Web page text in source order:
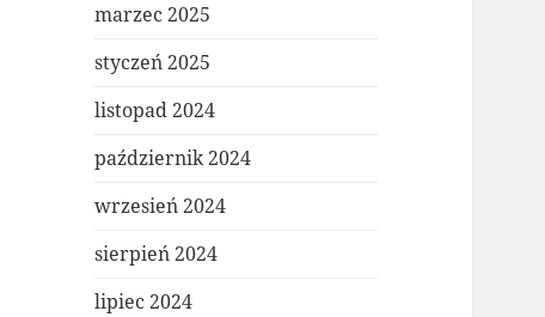
marzec 2025
styczeń 2025
listopad 2024
październik 2024
wrzesień 2024
sierpień 2024
lipiec 2024